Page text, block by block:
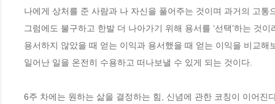
나에게 상처를 준 사람과 나 자신을 풀어주는 것이며 과거의 고
그럼에도 불구하고 한발 더 나아가기 위해 용서를 ‘선택’하는 것
용서하지 않았을 때 얻는 이익과 용서했을 때 얻는 이익을 비교
일어난 일을 온전히 수용하고 떠나보낼 수 있게 되는 것이다.
6주 차에는 원하는 삶을 결정하는 힘, 신념에 관한 코칭이 이어